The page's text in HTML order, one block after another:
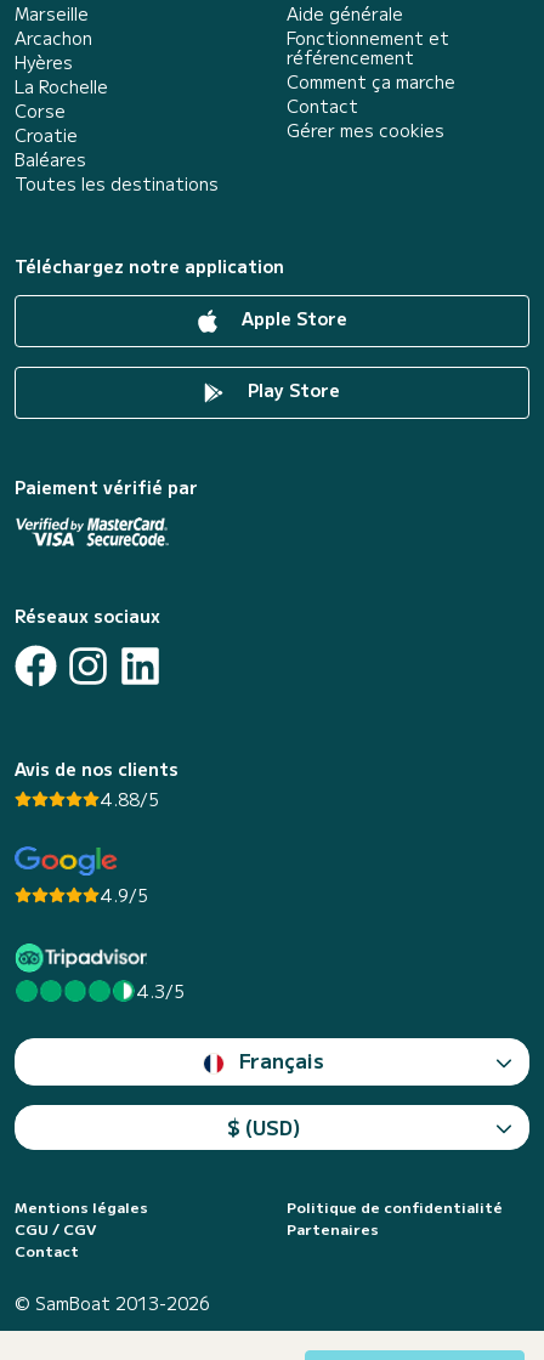
Marseille
Arcachon
Hyères
La Rochelle
Corse
Croatie
Baléares
Toutes les destinations
Aide générale
Fonctionnement et
référencement
Comment ça marche
Contact
Gérer mes cookies
Téléchargez notre application
Apple Store
Play Store
Paiement vérifié par
Réseaux sociaux
Avis de nos clients
4.88/5
4.9/5
4.3/5
Français
$ (USD)
Mentions légales
Politique de confidentialité
CGU / CGV
Partenaires
Contact
© SamBoat 2013-2026